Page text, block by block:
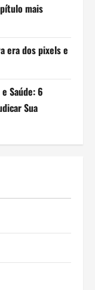
mais
era dos pixels e
Saúde: 6
Sua